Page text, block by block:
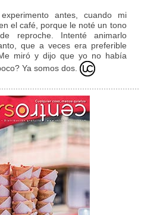
antes, cuando mi
el café, porque le noté un tono
reproche. Intenté animarlo
que a veces era preferible
miró y dijo que yo no había
Ya somos dos.